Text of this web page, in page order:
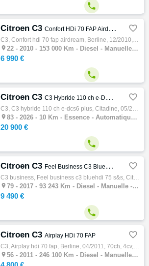

Citroen C3 Confort HDi 70 FAP Airdream 
C3, Confort hdi 70 fap airdream, Berline, 12/2010, 68ch, 4cv, 153000 km, 5 portes, 5 places, Diesel, Boite de vitesse manuelle, Couleur bla…
 22 - 2010 - 153 000 Km - Diesel - Manuelle - Berline
6 990 €

Citroen C3 C3 Hybride 110 ch e-DCS6 Plus 
C3, C3 hybride 110 ch e-dcs6 plus, Citadine, 05/2026, 110ch, 5cv, 10 km, 5 portes, 5 places, Clim. manuelle, Essence, Boite de vitesse auto…
 83 - 2026 - 10 Km - Essence - Automatique - Citadine
20 900 €

Citroen C3 Feel Business C3 BlueHDi 75 S&S 
C3 business, Feel business c3 bluehdi 75 s&s, Citadine, 09/2017, 75ch, 4cv, 93243 km, 5 portes, 5 places, Diesel, Boite de vitesse manu…
 79 - 2017 - 93 243 Km - Diesel - Manuelle - Citadine
9 490 €

Citroen C3 Airplay HDi 70 FAP 
C3, Airplay hdi 70 fap, Berline, 04/2011, 70ch, 4cv, 246100 km, 5 portes, 5 places, Clim. manuelle, Diesel, Boite de vitesse manuelle, Coul…
 56 - 2011 - 246 100 Km - Diesel - Manuelle - Berline